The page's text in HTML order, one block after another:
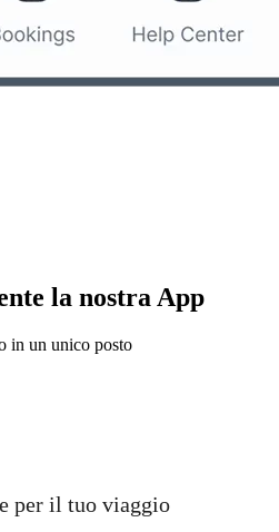
la nostra App
in un unico posto
per il tuo viaggio